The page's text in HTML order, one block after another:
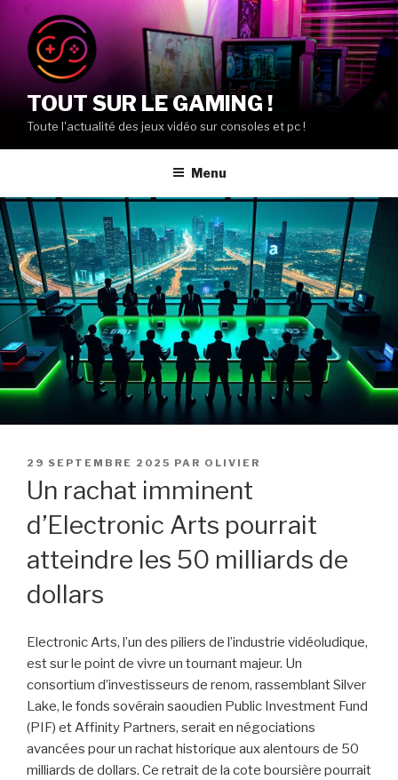
contenu
principal
TOUT SUR LE GAMING !
Toute l'actualité des jeux vidéo sur consoles et pc !
Menu
PUBLIÉ
29 SEPTEMBRE 2025 PAR OLIVIER
Un rachat imminent
d’Electronic Arts pourrait
atteindre les 50 milliards de
dollars
Electronic Arts, l’un des piliers de l’industrie vidéoludique,
est sur le point de vivre un tournant majeur. Un
consortium d’investisseurs de renom, rassemblant Silver
Lake, le fonds sovérain saoudien Public Investment Fund
(PIF) et Affinity Partners, serait en négociations
avancées pour un rachat historique aux alentours de 50
milliards de dollars. Ce retrait de la cote boursière pourrait